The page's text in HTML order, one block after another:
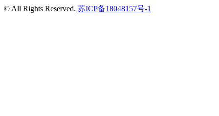
©All Rights Reserved. 苏ICP备18048157号-1